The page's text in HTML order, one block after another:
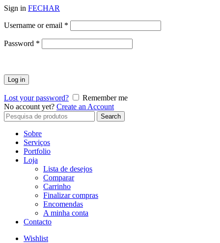
Sign in FECHAR
Username or email *
Password *
Log in
Lost your password?
Remember me
No account yet? Create an Account
Search
for:
Search
Sobre
Serviços
Portfolio
Loja
Lista de desejos
Comparar
Carrinho
Finalizar compras
Encomendas
A minha conta
Contacto
Wishlist